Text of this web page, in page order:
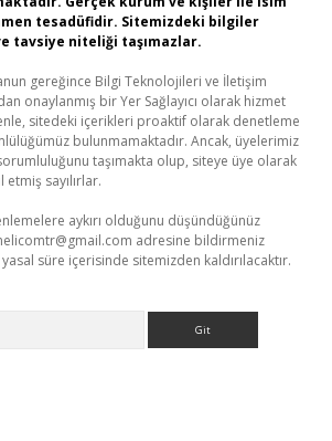
tesadüfidir. Sitemizdeki bilgiler
tavsiye niteliği taşımazlar.
gereğince Bilgi Teknolojileri ve İletişim
onaylanmış bir Yer Sağlayıcı olarak hizmet
sitedeki içerikleri proaktif olarak denetleme
bulunmamaktadır. Ancak, üyelerimiz
taşımakta olup, siteye üye olarak
sayılırlar.
aykırı olduğunu düşündüğünüz
adresine bildirmeniz
süre içerisinde sitemizden kaldırılacaktır.